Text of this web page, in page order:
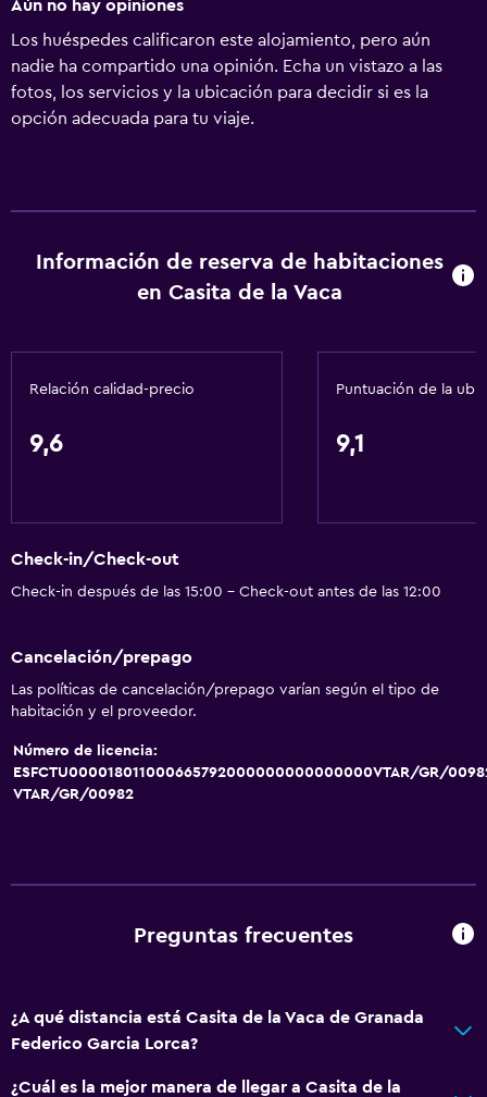
Aún no hay opiniones
Los huéspedes calificaron este alojamiento, pero aún
nadie ha compartido una opinión. Echa un vistazo a las
fotos, los servicios y la ubicación para decidir si es la
opción adecuada para tu viaje.
Información de reserva de habitaciones
en Casita de la Vaca
Relación calidad-precio
9,6
Puntuación de la
9,1
Check-in/Check-out
Check-in después de las 15:00 - Check-out antes de las 12:00
Cancelación/prepago
Las políticas de cancelación/prepago varían según el tipo de
habitación y el proveedor.
Número de licencia:
ESFCTU000018011000665792000000000000000VTAR/GR/
VTAR/GR/00982
Preguntas frecuentes
¿A qué distancia está Casita de la Vaca de Granada
Federico Garcia Lorca?
¿Cuál es la mejor manera de llegar a Casita de la